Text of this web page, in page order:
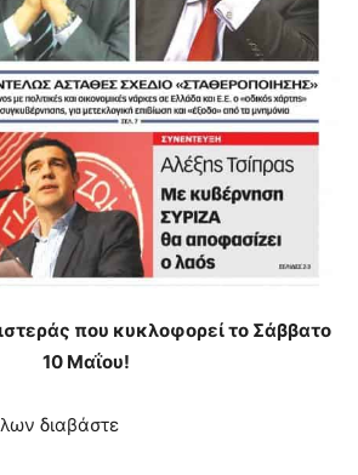
που κυκλοφορεί το Σάββατο
10 Μαΐου!
διαβάστε